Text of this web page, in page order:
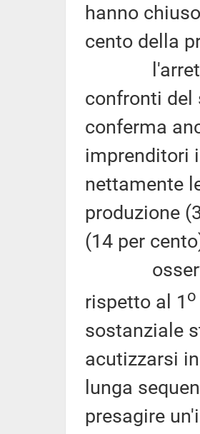
hanno
cento della
confronti del
conferma
imprenditori
nettamente
produzione
(14 per
rispetto al 1 o
sostanziale
acutizzarsi
lunga
presagire